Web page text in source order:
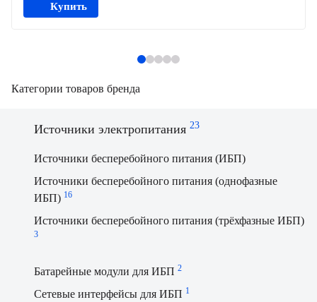
Купить
Категории товаров бренда
Источники электропитания 23
Источники бесперебойного питания (ИБП)
Источники бесперебойного питания (однофазные
ИБП) 16
Источники бесперебойного питания (трёхфазные ИБП)
3
Батарейные модули для ИБП 2
Сетевые интерфейсы для ИБП 1